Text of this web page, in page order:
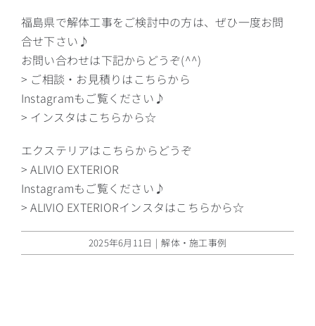
福島県で解体工事をご検討中の方は、ぜひ一度お問
合せ下さい♪
お問い合わせは下記からどうぞ(^^)
> ご相談・お見積りはこちらから
Instagramもご覧ください♪
> インスタはこちらから☆
エクステリアはこちらからどうぞ
> ALIVIO EXTERIOR
Instagramもご覧ください♪
> ALIVIO EXTERIORインスタはこちらから☆
2025年6月11日 | 解体・施工事例